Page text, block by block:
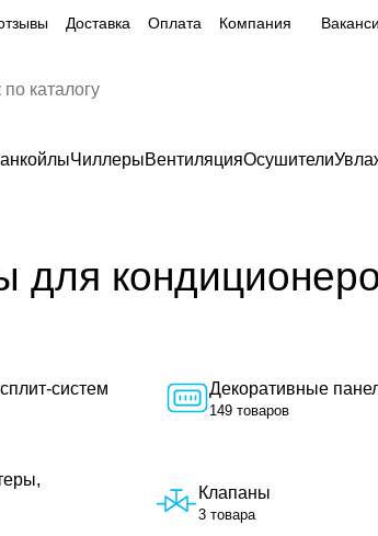
Доставка Оплата Компания
ЧиллерыВентиляцияОсушители
для
систем Декоративные
149 товаров
Клапаны
3 товара